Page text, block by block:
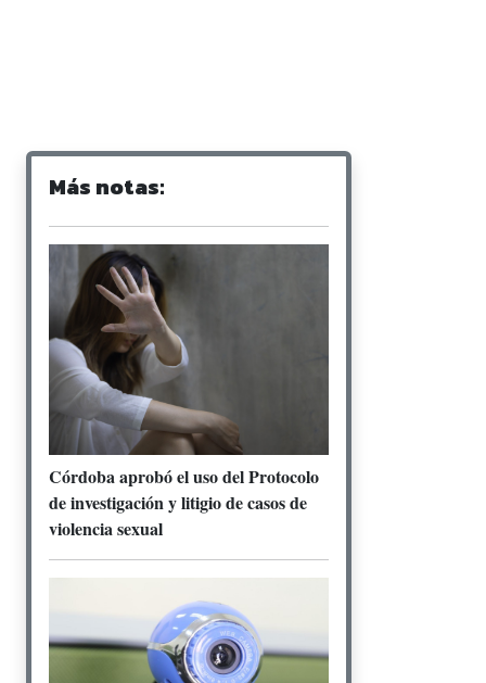
Más notas:
Córdoba aprobó el uso del Protocolo
de investigación y litigio de casos de
violencia sexual